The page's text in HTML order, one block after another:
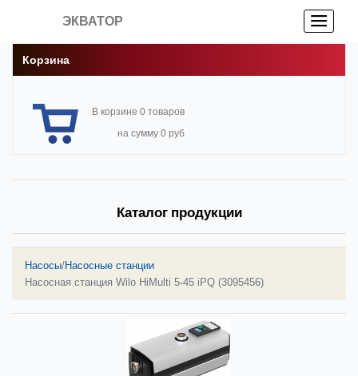
ЭКВАТОР
Корзина
В корзине 0 товаров
на сумму 0 руб
Каталог продукции
Насосы/Насосные станции
Насосная станция Wilo HiMulti 5-45 iPQ (3095456)